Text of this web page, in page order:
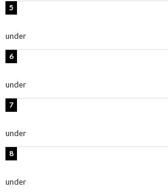
under
under
under
under